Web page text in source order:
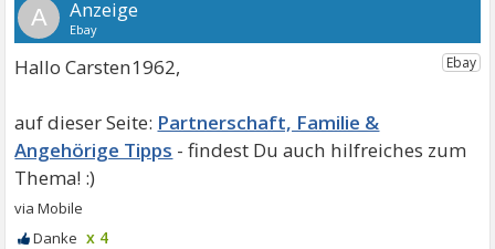
A
Hallo Carsten1962,
Partnerschaft, Familie &
Angehörige Tipps
x 4